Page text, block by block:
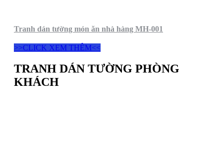
Tranh dán tường món ăn nhà hàng MH-001
>>CLICK XEM THÊM<<
TRANH DÁN TƯỜNG PHÒNG
KHÁCH